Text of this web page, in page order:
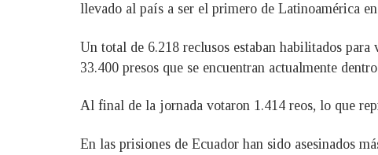
llevado al país a ser el primero de Latinoamérica
Un total de 6.218 reclusos estaban habilitados
33.400 presos que se encuentran actualmente
Al final de la jornada votaron 1.414 reos, lo que
En las prisiones de Ecuador han sido asesinados